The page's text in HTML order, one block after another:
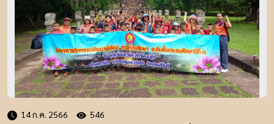
14 ก.ค. 2566 546